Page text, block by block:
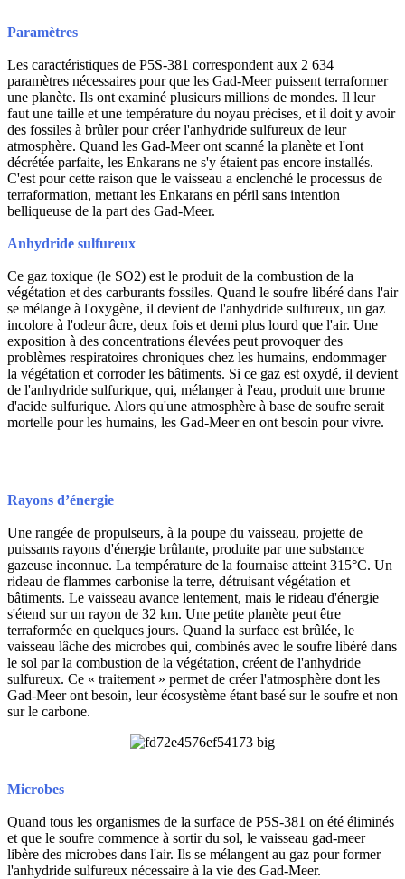
Paramètres
Les caractéristiques de P5S-381 correspondent aux 2 634
paramètres nécessaires pour que les Gad-Meer puissent terraformer
une planète. Ils ont examiné plusieurs millions de mondes. Il leur
faut une taille et une température du noyau précises, et il doit y avoir
des fossiles à brûler pour créer l'anhydride sulfureux de leur
atmosphère. Quand les Gad-Meer ont scanné la planète et l'ont
décrétée parfaite, les Enkarans ne s'y étaient pas encore installés.
C'est pour cette raison que le vaisseau a enclenché le processus de
terraformation, mettant les Enkarans en péril sans intention
belliqueuse de la part des Gad-Meer.
Anhydride sulfureux
Ce gaz toxique (le SO2) est le produit de la combustion de la
végétation et des carburants fossiles. Quand le soufre libéré dans l'air
se mélange à l'oxygène, il devient de l'anhydride sulfureux, un gaz
incolore à l'odeur âcre, deux fois et demi plus lourd que l'air. Une
exposition à des concentrations élevées peut provoquer des
problèmes respiratoires chroniques chez les humains, endommager
la végétation et corroder les bâtiments. Si ce gaz est oxydé, il devient
de l'anhydride sulfurique, qui, mélanger à l'eau, produit une brume
d'acide sulfurique. Alors qu'une atmosphère à base de soufre serait
mortelle pour les humains, les Gad-Meer en ont besoin pour vivre.
Rayons d’énergie
Une rangée de propulseurs, à la poupe du vaisseau, projette de
puissants rayons d'énergie brûlante, produite par une substance
gazeuse inconnue. La température de la fournaise atteint 315°C. Un
rideau de flammes carbonise la terre, détruisant végétation et
bâtiments. Le vaisseau avance lentement, mais le rideau d'énergie
s'étend sur un rayon de 32 km. Une petite planète peut être
terraformée en quelques jours. Quand la surface est brûlée, le
vaisseau lâche des microbes qui, combinés avec le soufre libéré dans
le sol par la combustion de la végétation, créent de l'anhydride
sulfureux. Ce « traitement » permet de créer l'atmosphère dont les
Gad-Meer ont besoin, leur écosystème étant basé sur le soufre et non
sur le carbone.
Microbes
Quand tous les organismes de la surface de P5S-381 on été éliminés
et que le soufre commence à sortir du sol, le vaisseau gad-meer
libère des microbes dans l'air. Ils se mélangent au gaz pour former
l'anhydride sulfureux nécessaire à la vie des Gad-Meer.